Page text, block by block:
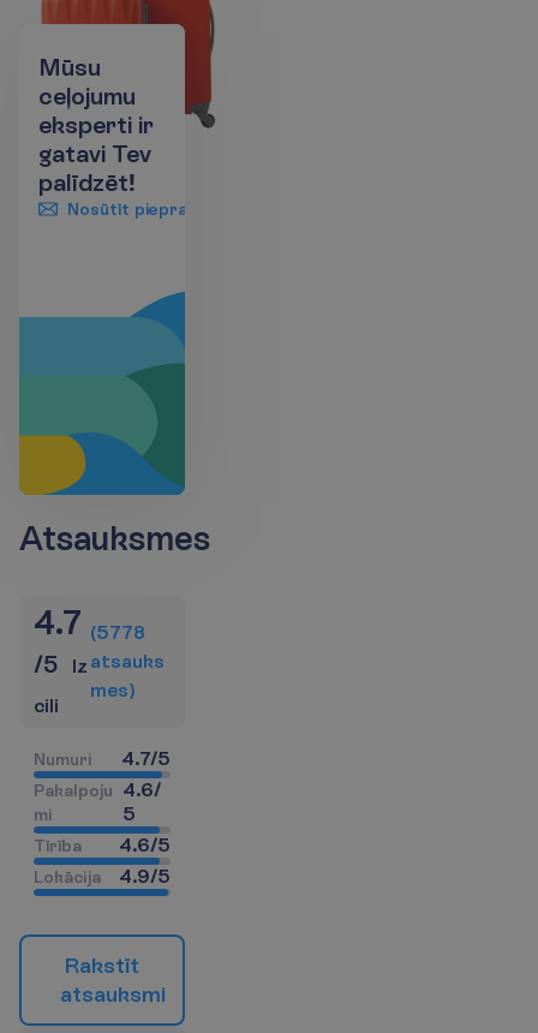
Mūsu
ceļojumu
eksperti ir
gatavi Tev
palīdzēt!
Nosūtīt pieprasījumu
Atsauksmes
4.7
/5
Iz
cili
(5778
atsauks
mes)
Numuri 4.7/5
Pakalpoju
mi
4.6/
5
Tīrība 4.6/5
L okācija 4.9/5
Rakstīt
atsauksmi